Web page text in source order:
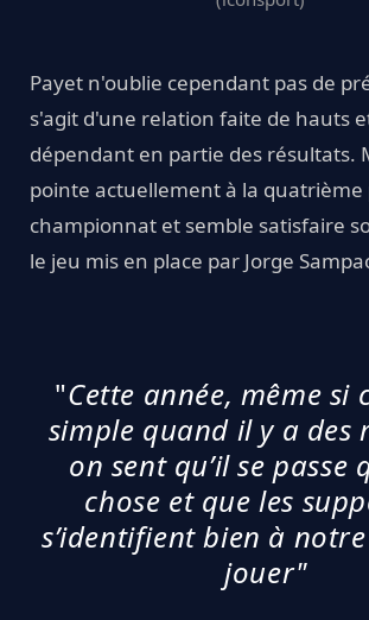
Payet n'oublie cependant pas de
s'agit d'une relation faite de hauts
dépendant en partie des résultats.
pointe actuellement à la quatrième
championnat et semble satisfaire
le jeu mis en place par Jorge
"Cette année, même si
simple quand il y a des
on sent qu’il se passe
chose et que les
s’identifient bien à
jouer"